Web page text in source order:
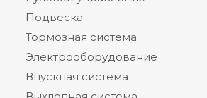
Подвеска
Тормозная система
Электрооборудование
Впускная система